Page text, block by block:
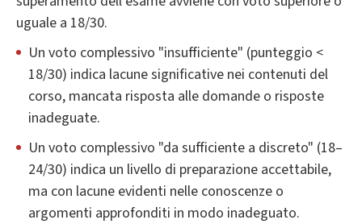
uguale a 18/30.
Un voto complessivo "insufficiente" (punteggio <
18/30) indica lacune significative nei contenuti del
corso, mancata risposta alle domande o risposte
inadeguate.
Un voto complessivo "da sufficiente a discreto" (18–
24/30) indica un livello di preparazione accettabile,
ma con lacune evidenti nelle conoscenze o
argomenti approfonditi in modo inadeguato.